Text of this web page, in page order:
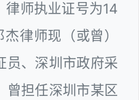
律师执业证号为14
律师现（或曾）
员、深圳市政府采
曾担任深圳市某区